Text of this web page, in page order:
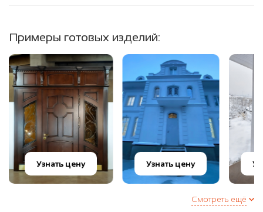
Примеры готовых изделий:
Узнать цену Узнать цену
Смотреть ещё